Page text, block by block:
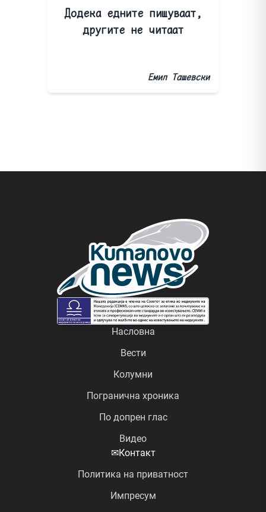
Додека едните пишуваат,
другите не читаат
Емил Ташевски
Насловна
Вести
Колумни
Погранична хроника
По допрен глас
Видео
✉Контакт
Политика на приватност
Импресум